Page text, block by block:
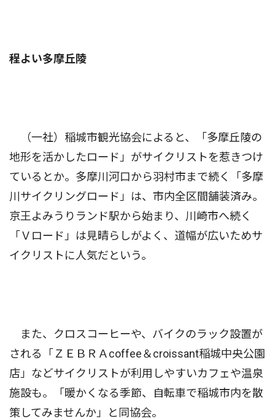
程よい多摩丘陵
（一社）稲城市観光協会によると、「多摩丘陵の
地形を活かしたロード」がサイクリストを惹きつけ
ているとか。多摩川河口から羽村市まで続く「多摩
川サイクリングロード」は、市内全区間舗装済み。
京王よみうりランド駅から始まり、川崎市へ続く
「Ｖロード」は見晴らしがよく、道幅が広いためサ
イクリストに人気だという。
また、クロスコーヒーや、バイクのラック設置が
される「ＺＥＢＲＡcoffee＆croissant稲城中央公園
店」などサイクリストが利用しやすいカフェや温泉
施設も。「暖かくなる季節、自転車で稲城市内を散
策してみませんか」と同協会。